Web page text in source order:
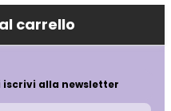
Estas
Estiwell
carrello
iscrivi alla newsletter